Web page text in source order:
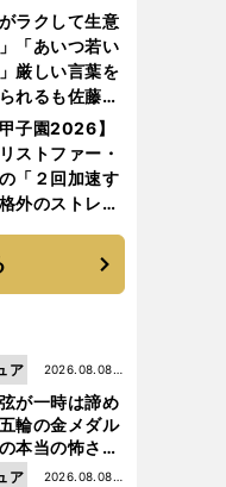
想
がラクして生意
「あいつ若い
厳しい言葉を
れるも佐藤慎
いた誇りとフ
思い
甲子園2026】
ストファー・
「２回加速す
外のストレー
学を選ぶ理由
が一時は諦め
輪の金メダル
本当の怖さを
」
2026.08.08更
新
ア
2026.08.08更
ア